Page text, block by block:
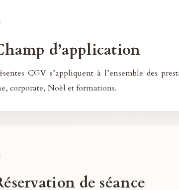
d’application
CGV s’appliquent à l’ensemble des
corporate, Noël et formations.
de séance